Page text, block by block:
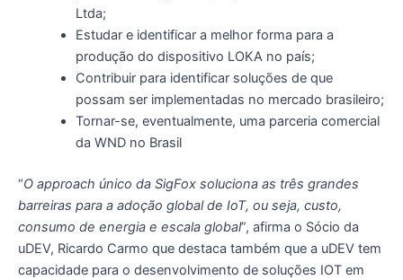
Ltda;
Estudar e identificar a melhor forma para a
produção do dispositivo LOKA no país;
Contribuir para identificar soluções de que
possam ser implementadas no mercado brasileiro;
Tornar-se, eventualmente, uma parceria comercial
da WND no Brasil
“O approach único da SigFox soluciona as três grandes
barreiras para a adoção global de IoT, ou seja, custo,
consumo de energia e escala global”, afirma o Sócio da
uDEV, Ricardo Carmo que destaca também que a uDEV tem
capacidade para o desenvolvimento de soluções IOT em